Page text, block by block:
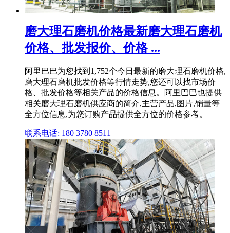
磨大理石磨机价格最新磨大理石磨机
价格、批发报价、价格 ...
阿里巴巴为您找到1,752个今日最新的磨大理石磨机价格,
磨大理石磨机批发价格等行情走势,您还可以找市场价
格、批发价格等相关产品的价格信息。阿里巴巴也提供
相关磨大理石磨机供应商的简介,主营产品,图片,销量等
全方位信息,为您订购产品提供全方位的价格参考。
联系电话: 180 3780 8511